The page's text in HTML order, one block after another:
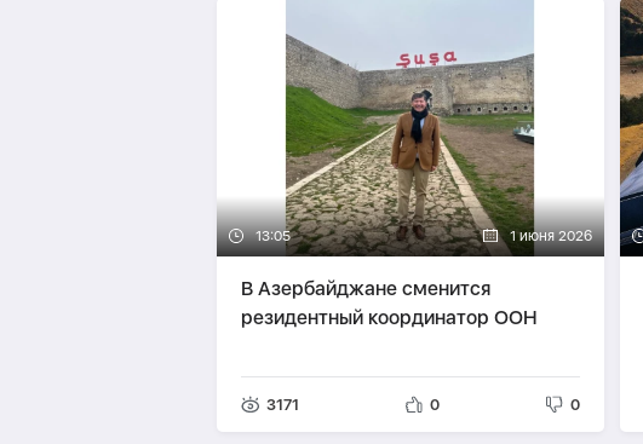
13:05 1 июня 2026
В Азербайджане сменится
резидентный координатор ООН
3171 0 0